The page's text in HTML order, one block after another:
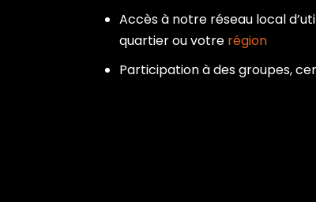
Accès à notre réseau local
quartier ou votre région
Participation à des groupes,